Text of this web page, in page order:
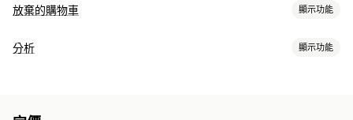
放棄的購物車 顯示功能
購物車提醒
顯示選項
分析 顯示功能